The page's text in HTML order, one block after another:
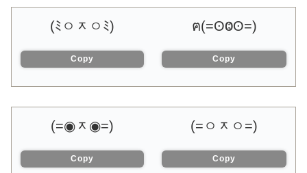
ฅ(=ʘⰙʘ=)
Copy
(ﾐㅇᆽㅇﾐ)
Copy
(=ㅇᆽㅇ=)
Copy
(=◉ᆽ◉=)
Copy